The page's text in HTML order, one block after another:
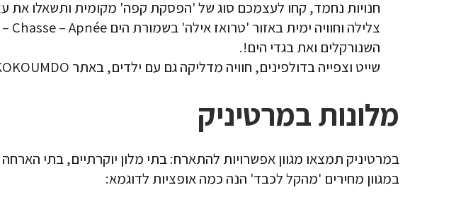
חנויות נחמד, קחו לעצמכם סוג של 'הפסקת קפה' מקומית ותשאלו את
השנורקלים ואת בגדי הים!.
שייט וצפייה בדולפינים, חוויה מדליקה גם עם ילדים, באתר KOKOUMDO ובאתר Dauphin à Fleur d'o באזור 'טרואז אילה'.
מלונות במרטיניק
במרטיניק תמצאו מגוון אפשרויות להתארח: בתי מלון יוקרתיים, בתי
במגוון מחירים 'מהקל לכבד' הנה כמה אופציות לדוגמא: